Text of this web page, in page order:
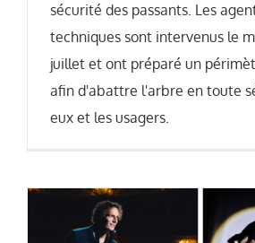
sécurité des passants. Les
techniques sont intervenus le
juillet et ont préparé un
afin d'abattre l'arbre en toute
eux et les usagers.